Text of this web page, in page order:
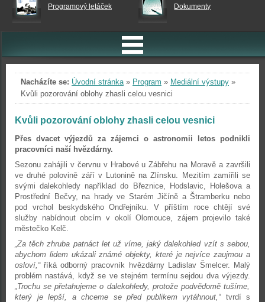
Programový letáček Dokumenty
Nacházíte se: Úvodní stránka» Program » Mediální výstupy »
Kvůli pozorování oblohy zhasli celou vesnici
Kvůli pozorování oblohy zhasli celou vesnici
Přes dvacet výjezdů za zájemci o astronomii letos podnikli
pracovníci naší hvězdárny.
Sezonu zahájili v červnu v Hrabové u Zábřehu na Moravě a završili
ve druhé polovině září v Lutonině na Zlínsku. Mezitím zamířili se
svými dalekohledy například do Březnice, Hodslavic, Holešova a
Prostřední Bečvy, na hrady ve Starém Jičíně a Štramberku nebo
pod vrchol beskydského Ondřejníku. V příštím roce chtějí své
služby nabídnout obcím v okolí Olomouce, zájem projevilo také
městečko Kelč.
„Za těch zhruba patnáct let už víme, jaký dalekohled vzít s sebou,
abychom lidem ukázali známé objekty, které je nejvíce zaujmou a
osloví,“říká odborný pracovník hvězdárny Ladislav Šmelcer. Malý
problém nastává, když se ve stejném termínu sejdou dva výjezdy.
„Trochu se přetahujeme o dalekohledy, protože podvědomě tušíme,
který je lepší, a chceme se před publikem vytáhnout,“tvrdí s